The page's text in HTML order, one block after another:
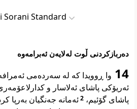
Sorani Standard
دەربازکردنی ڵوت لەلایەن ئەبرامەوە
14 وا ڕوویدا کە لە سەردەمی
ئەریۆکی پاشای ئەلاسار و
پاشای گۆئیم، 2ئەمانە جەنگیان بەرپا